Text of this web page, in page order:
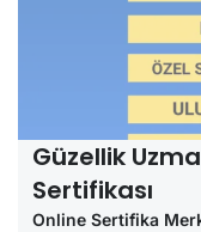
Güzellik
Sertifikası
Online Sertifika